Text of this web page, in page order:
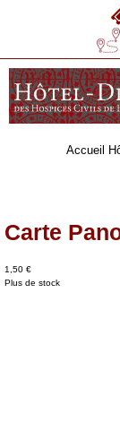
Accueil
Carte
1,50 €
Plus de stock